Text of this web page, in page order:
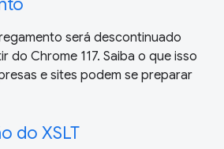
será descontinuado
do Chrome 117. Saiba o que isso
e sites podem se preparar
do XSLT